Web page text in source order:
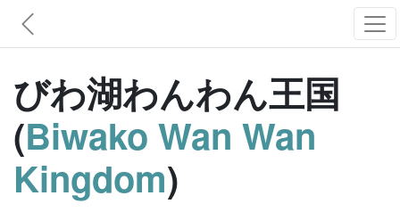
びわ湖わんわん王国
(Biwako Wan Wan
Kingdom)